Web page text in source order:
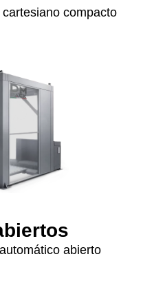
compacto
abierto